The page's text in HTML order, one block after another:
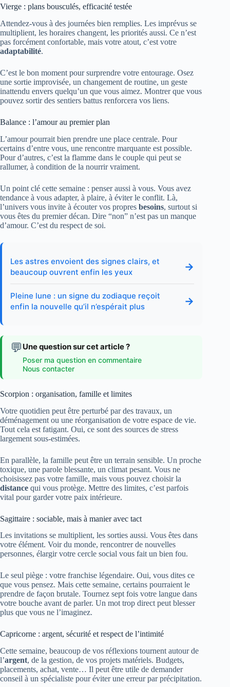
Vierge : plans bousculés, efficacité testée
Attendez-vous à des journées bien remplies. Les imprévus se
multiplient, les horaires changent, les priorités aussi. Ce n’est
pas forcément confortable, mais votre atout, c’est votre
adaptabilité.
C’est le bon moment pour surprendre votre entourage. Osez
une sortie improvisée, un changement de routine, un geste
inattendu envers quelqu’un que vous aimez. Montrer que vous
pouvez sortir des sentiers battus renforcera vos liens.
Balance : l’amour au premier plan
L’amour pourrait bien prendre une place centrale. Pour
certains d’entre vous, une rencontre marquante est possible.
Pour d’autres, c’est la flamme dans le couple qui peut se
rallumer, à condition de la nourrir vraiment.
Un point clé cette semaine : penser aussi à vous. Vous avez
tendance à vous adapter, à plaire, à éviter le conflit. Là,
l’univers vous invite à écouter vos propres besoins, surtout si
vous êtes du premier décan. Dire “non” n’est pas un manque
d’amour. C’est du respect de soi.
Les astres envoient des signes clairs, et
beaucoup ouvrent enfin les yeux
→
Pleine lune : un signe du zodiaque reçoit
enfin la nouvelle qu’il n’espérait plus
→
💬 Une question sur cet article ?
Poser ma question en commentaire
Nous contacter
Scorpion : organisation, famille et limites
Votre quotidien peut être perturbé par des travaux, un
déménagement ou une réorganisation de votre espace de vie.
Tout cela est fatigant. Oui, ce sont des sources de stress
largement sous-estimées.
En parallèle, la famille peut être un terrain sensible. Un proche
toxique, une parole blessante, un climat pesant. Vous ne
choisissez pas votre famille, mais vous pouvez choisir la
distance qui vous protège. Mettre des limites, c’est parfois
vital pour garder votre paix intérieure.
Sagittaire : sociable, mais à manier avec tact
Les invitations se multiplient, les sorties aussi. Vous êtes dans
votre élément. Voir du monde, rencontrer de nouvelles
personnes, élargir votre cercle social vous fait un bien fou.
Le seul piège : votre franchise légendaire. Oui, vous dites ce
que vous pensez. Mais cette semaine, certains pourraient le
prendre de façon brutale. Tournez sept fois votre langue dans
votre bouche avant de parler. Un mot trop direct peut blesser
plus que vous ne l’imaginez.
Capricorne : argent, sécurité et respect de l’intimité
Cette semaine, beaucoup de vos réflexions tournent autour de
l’argent, de la gestion, de vos projets matériels. Budgets,
placements, achat, vente… Il peut être utile de demander
conseil à un spécialiste pour éviter une erreur par précipitation.